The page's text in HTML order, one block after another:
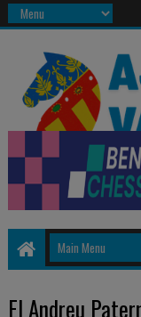
El Andreu